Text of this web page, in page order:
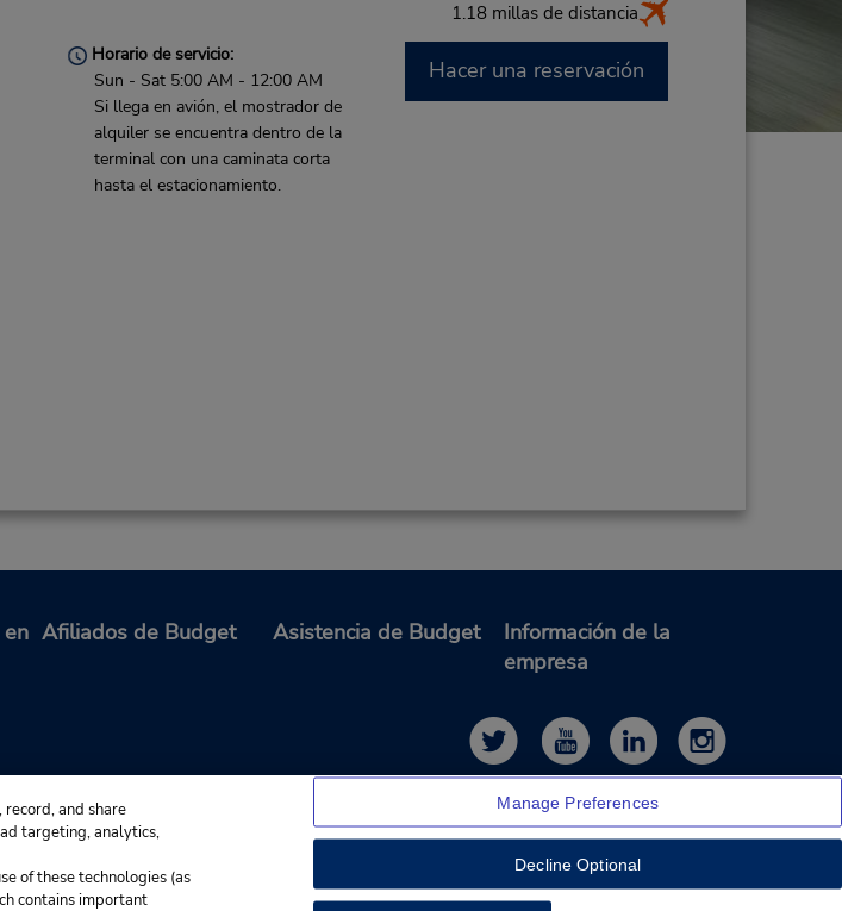
1.18 millas de distancia
Horario de servicio:
Sun - Sat 5:00 AM - 12:00 AM
Si llega en avión, el mostrador de
alquiler se encuentra dentro de la
terminal con una caminata corta
hasta el estacionamiento.
Hacer una reservación
Afiliados de Budget Asistencia de Budget
Información de la
empresa
and share
targeting, analytics,
of these technologies (as
contains important
Manage Preferences
Decline Optional